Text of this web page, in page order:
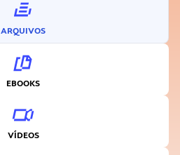
ARQUIVOS
EBOOKS
VÍDEOS